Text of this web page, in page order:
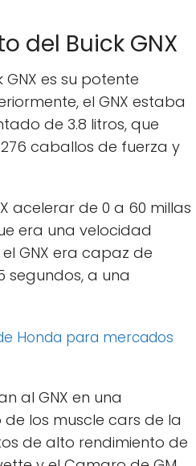
del Buick GNX
es su potente
el GNX estaba
de 3.8 litros, que
caballos de fuerza y
acelerar de 0 a 60 millas
era una velocidad
GNX era capaz de
segundos, a una
Honda para mercados
al GNX en una
los muscle cars de la
de alto rendimiento de